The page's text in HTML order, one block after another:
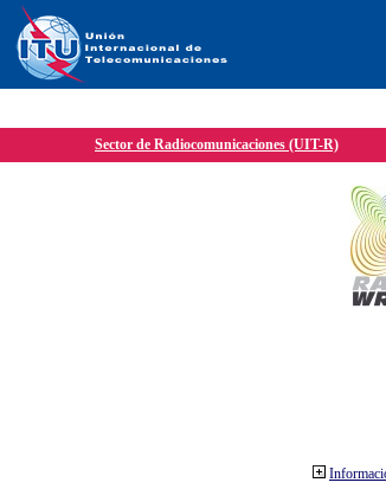
Sector de Radiocomunicaciones (UIT-R)